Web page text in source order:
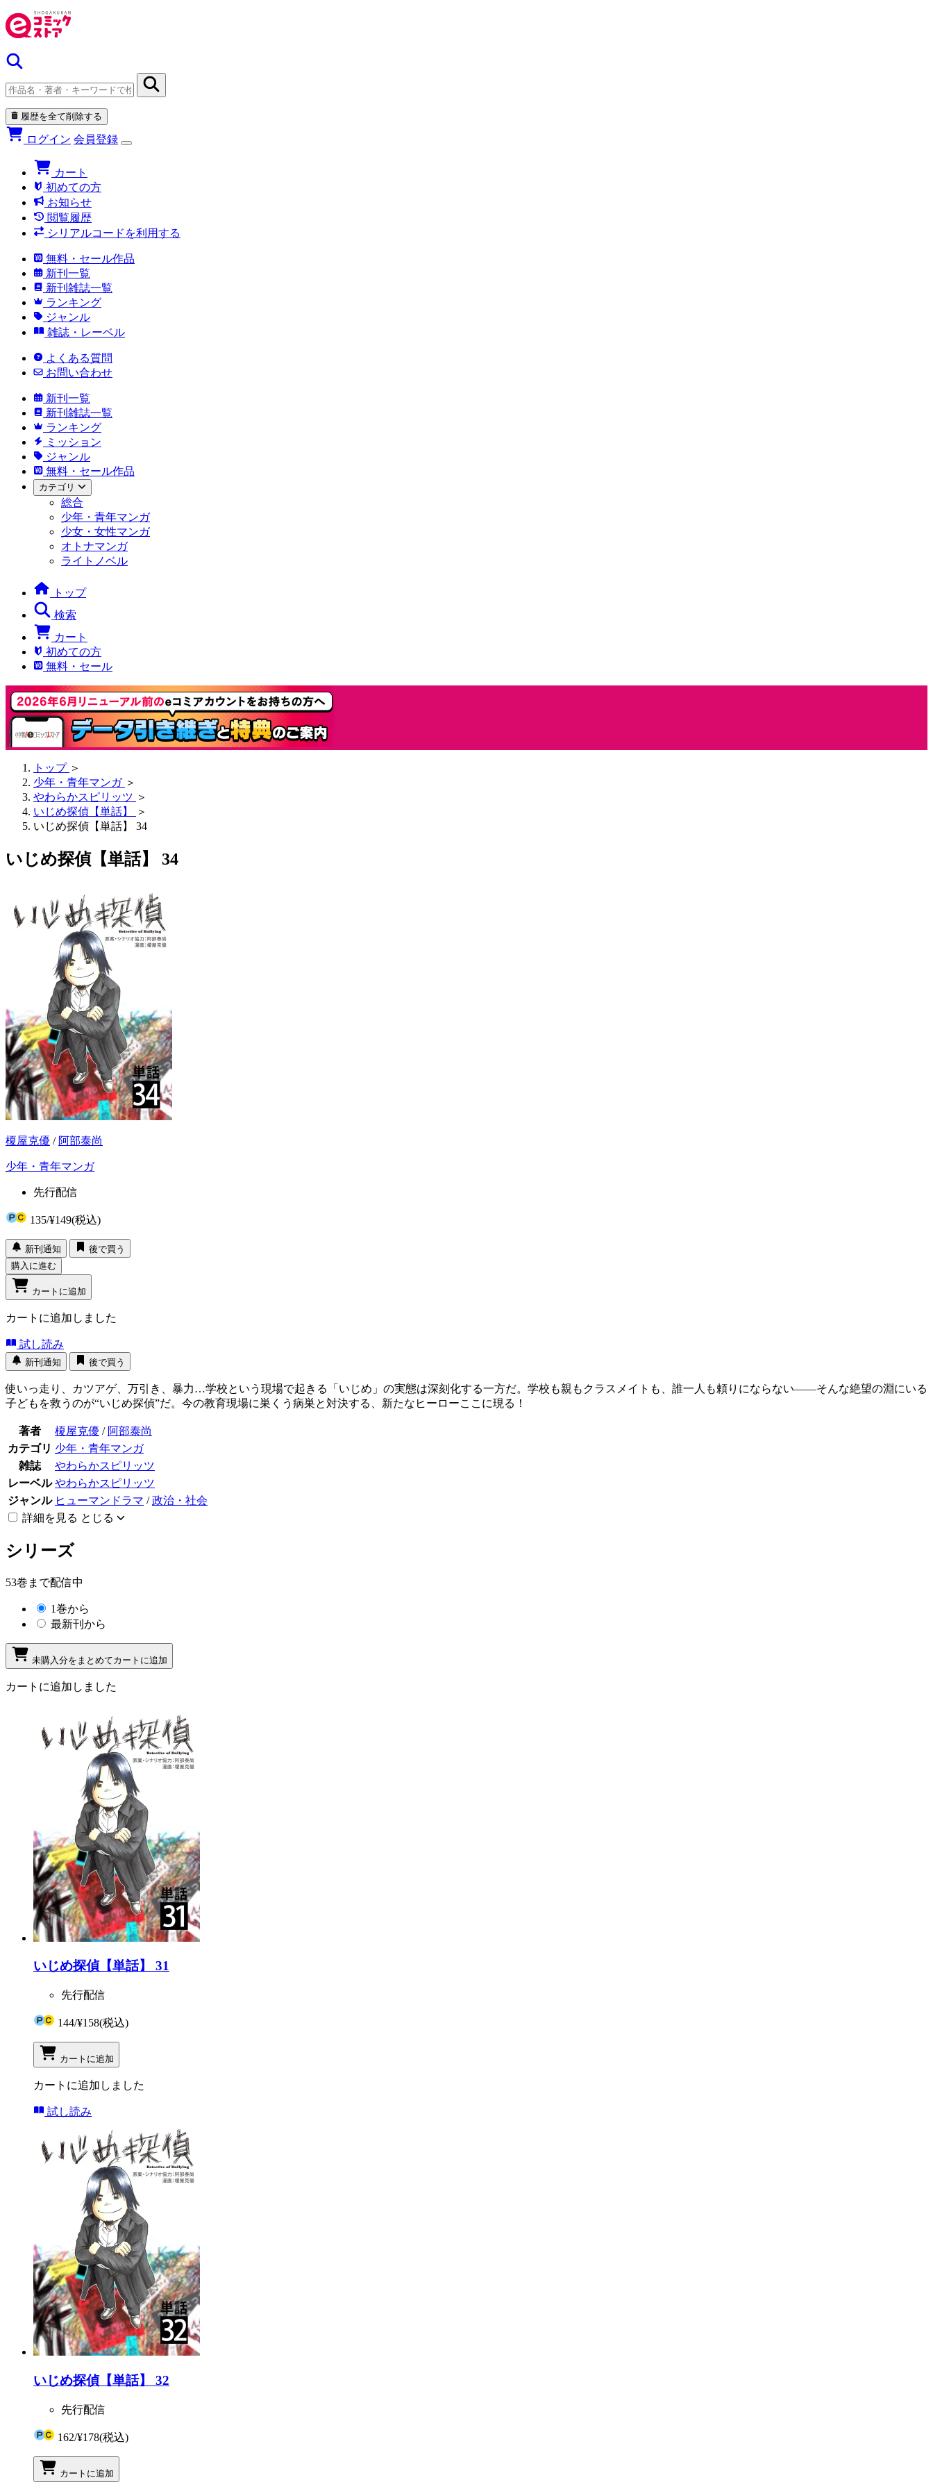
履歴を全て削除する
ログイン 会員登録
カート
初めての方
お知らせ
閲覧履歴
シリアルコードを利用する
無料・セール作品
新刊一覧
新刊雑誌一覧
ランキング
ジャンル
雑誌・レーベル
よくある質問
お問い合わせ
新刊一覧
新刊雑誌一覧
ランキング
ミッション
ジャンル
無料・セール作品
カテゴリ
総合
少年・青年マンガ
少女・女性マンガ
オトナマンガ
ライトノベル
トップ
検索
カート
初めての方
無料・セール
トップ ＞
少年・青年マンガ ＞
やわらかスピリッツ ＞
いじめ探偵【単話】
＞
いじめ探偵【単話】 34
いじめ探偵【単話】 34
榎屋克優 / 阿部泰尚
少年・青年マンガ
先行配信
135/¥149(税込)
新刊通知
後で買う
購入に進む
カートに追加
カートに追加しました
試し読み
新刊通知 後で買う
使いっ走り、カツアゲ、万引き、暴力…学校という現場で起きる「いじめ」の実態は深刻化する一方だ。学校も親もクラスメイトも、誰一人も頼りにならない――そんな絶望の淵にいる
子どもを救うのが“いじめ探偵”だ。今の教育現場に巣くう病巣と対決する、新たなヒーローここに現る！
著者 榎屋克優 / 阿部泰尚
カテゴリ 少年・青年マンガ
雑誌
やわらかスピリッツ
レーベル やわらかスピリッツ
ジャンル ヒューマンドラマ /政治・社会
詳細を見る とじる
シリーズ
53巻まで配信中
1巻から
最新刊から
未購入分をまとめてカートに追加
カートに追加しました
いじめ探偵【単話】 31
先行配信
144/¥158(税込)
カートに追加
カートに追加しました
試し読み
いじめ探偵【単話】 32
先行配信
162/¥178(税込)
カートに追加